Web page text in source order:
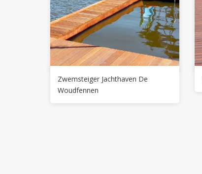
Zwemsteiger Jachthaven De
Woudfennen